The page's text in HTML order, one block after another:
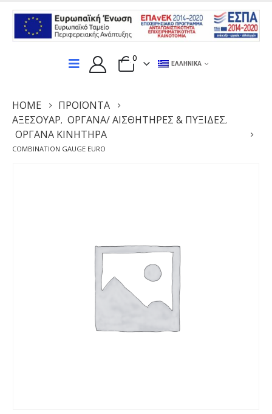
0
ΕΛΛΗΝΙΚΆ
HOME
ΠΡΟΪΌΝΤΑ
ΑΞΕΣΟΥΆΡ, ΌΡΓΑΝΑ/ ΑΙΣΘΗΤΉΡΕΣ & ΠΥΞΊΔΕΣ,
ΌΡΓΑΝΑ ΚΙΝΗΤΉΡΑ
COMBINATION GAUGE EURO